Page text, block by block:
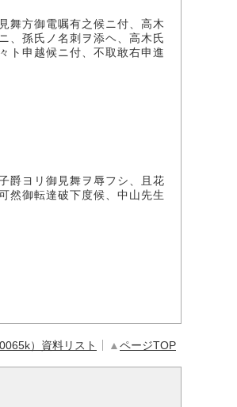
舞方御電嘱有之候ニ付、高木
、孫氏ノ名刺ヲ添ヘ、高木氏
ト申越候ニ付、不取敢右申進
爵ヨリ御見舞ヲ辱フシ、且花
然御転達破下度候、中山先生
）資料リスト ▲ページTOP